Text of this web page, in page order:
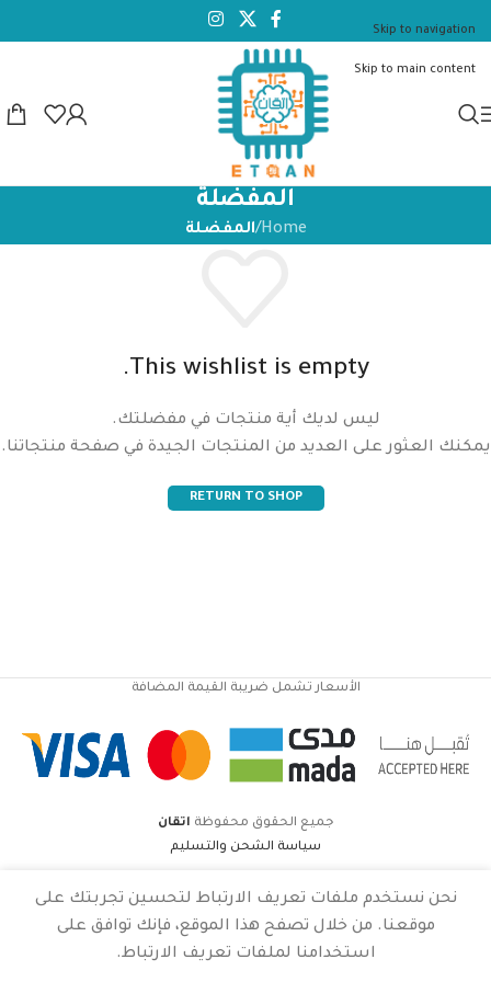
Skip to navigation
Skip to main content
المفضلة
Home
/المفضلة
This wishlist is empty.
ليس لديك أية منتجات في مفضلتك.
يمكنك العثور على العديد من المنتجات الجيدة في صفحة منتجاتنا.
RETURN TO SHOP
الأسعار تشمل ضريبة القيمة المضافة
جميع الحقوق محفوظة اتقان
سياسة الشحن والتسليم
نحن نستخدم ملفات تعريف الارتباط لتحسين تجربتك على
موقعنا. من خلال تصفح هذا الموقع، فإنك توافق على
استخدامنا لملفات تعريف الارتباط.